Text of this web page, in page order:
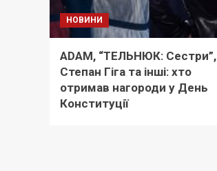
НОВИНИ
ADAM, “ТЕЛЬНЮК: Сестри”,
Степан Гіга та інші: хто
отримав нагороди у День
Конституції